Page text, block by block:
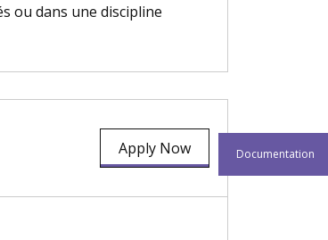
ou dans une discipline
Apply Now Documentation